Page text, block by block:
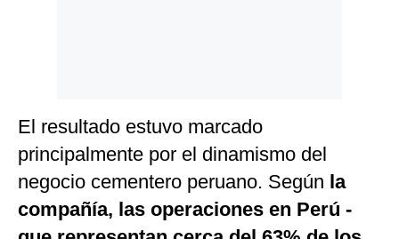
El resultado estuvo marcado
principalmente por el dinamismo del
negocio cementero peruano. Según la
compañía, las operaciones en Perú -